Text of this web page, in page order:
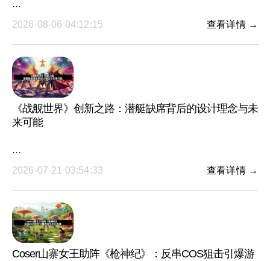
···
2026-08-06 04:12:15
查看详情 →
《战舰世界》创新之路：潜艇缺席背后的设计理念与未
来可能
···
2026-07-21 03:54:33
查看详情 →
Coser山寨女王助阵《枪神纪》：反串COS狙击引爆游